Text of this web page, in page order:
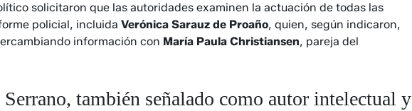
solicitaron que las autoridades examinen la actuación de todas las
policial, incluida Verónica Sarauz de Proaño, quien, según indicaron,
información con María Paula Christiansen, pareja del
Serrano, también señalado como autor intelectual y